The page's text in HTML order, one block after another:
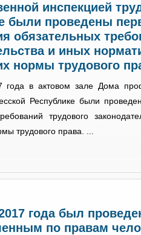
инспекцией
были проведены
обязательных
и иных
нормы трудового
года в актовом зале Дома
Республике были
трудового
трудового права. ...
года был
по правам